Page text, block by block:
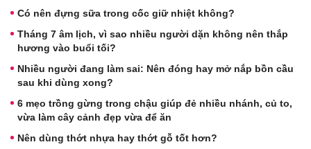
Có nên đựng sữa trong cốc giữ nhiệt không?
Tháng 7 âm lịch, vì sao nhiều người dặn không nên thắp
hương vào buổi tối?
Nhiều người đang làm sai: Nên đóng hay mở nắp bồn cầu
sau khi dùng xong?
6 mẹo trồng gừng trong chậu giúp đẻ nhiều nhánh, củ to,
vừa làm cây cảnh đẹp vừa để ăn
Nên dùng thớt nhựa hay thớt gỗ tốt hơn?